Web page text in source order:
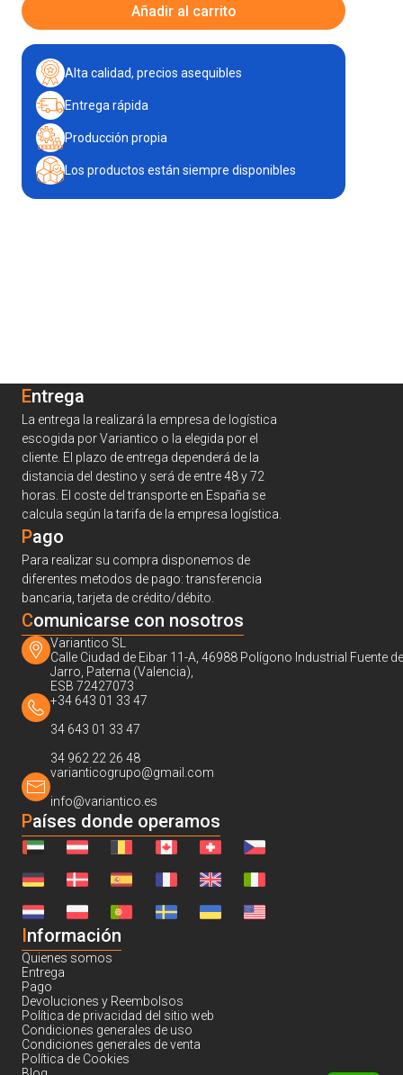
Añadir al carrito
Alta calidad, precios asequibles
Entrega rápida
Producción propia
Los productos están siempre disponibles
Entrega
La entrega la realizará la empresa de logística
escogida por Variantico o la elegida por el
cliente. El plazo de entrega dependerá de la
distancia del destino y será de entre 48 y 72
horas. El coste del transporte en España se
calcula según la tarifa de la empresa logística.
Pago
Para realizar su compra disponemos de
diferentes metodos de pago: transferencia
bancaria, tarjeta de crédito/débito.
Comunicarse con nosotros
Variantico SL
Calle Ciudad de Eibar 11-A, 46988 Polígono Industrial Fuente
Jarro, Paterna (Valencia),
ESB 72427073
+34 643 01 33 47
34 643 01 33 47
34 962 22 26 48
varianticogrupo@gmail.com
info@variantico.es
Países donde operamos
Información
Quienes somos
Entrega
Pago
Devoluciones y Reembolsos
Política de privacidad del sitio web
Condiciones generales de uso
Condiciones generales de venta
Política de Cookies